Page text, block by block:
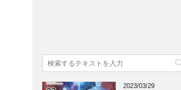
2023/03/29